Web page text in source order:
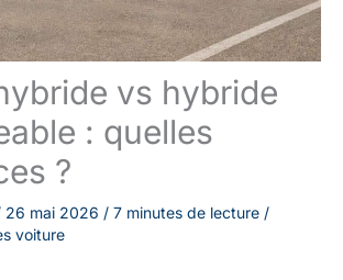
vs hybride
: quelles
?
26 mai 2026 / 7 minutes de lecture /
voiture